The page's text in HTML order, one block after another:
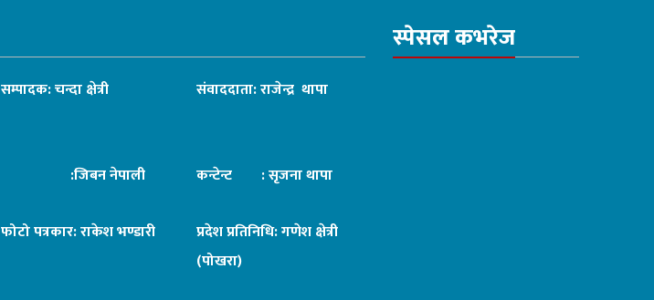
सम्पादक: चन्दा क्षेत्री संवाददाता: राजेन्द्र थापा
:जिबन नेपाली कन्टेन्ट : सृजना थापा
फोटो पत्रकार: राकेश भण्डारी
प्रदेश प्रतिनिधि: गणेश क्षेत्री
(पोखरा)
स्पेसल कभरेज